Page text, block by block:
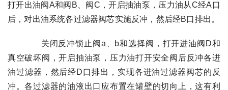
打开出油阀A和阀B、阀C，开启抽油泵，压力油从C经A口
后，对出油系统各过滤器阀芯实施反冲，然后经B口排出。
关闭反冲锁止阀a、b和选择阀，打开进油阀D和
真空破坏阀，开启抽油泵，压力油打开安全阀后反冲各进
油过滤器，然后经D口排出，实现各进油过滤器阀芯的反
冲。各过滤器的油液出口应布置在罐壁的切向上，这有利